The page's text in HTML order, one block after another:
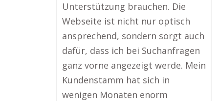
Unterstützung brauchen. Die
Webseite ist nicht nur optisch
ansprechend, sondern sorgt auch
dafür, dass ich bei Suchanfragen
ganz vorne angezeigt werde. Mein
Kundenstamm hat sich in
wenigen Monaten enorm